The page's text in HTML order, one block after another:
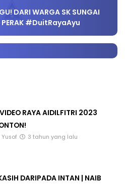
DARI WARGA SK SUNGAI
PERAK #DuitRayaAyu
RAYA AIDILFITRI 2023
Yusof 3 tahun yang lalu
DARIPADA INTAN | NAIB